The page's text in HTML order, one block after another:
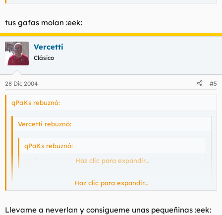
tus gafas molan :eek:
Vercetti
Clásico
28 Dic 2004 #5
qPaKs rebuznó:
Vercetti rebuznó:
qPaKs rebuznó:
Haz clic para expandir...
no tienes nariz :eek:Haz clic para expandir...
tus gafas molan :eek:
Haz clic para expandir...
Llevame a neverlan y consigueme unas pequeñinas :eek: